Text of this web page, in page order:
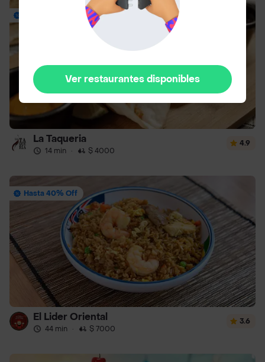
La Taqueria
14 min · $ 4000
4.9
Hasta 40% Off
El Lider Oriental
44 min · $ 7000
3.6
Ver restaurantes disponibles